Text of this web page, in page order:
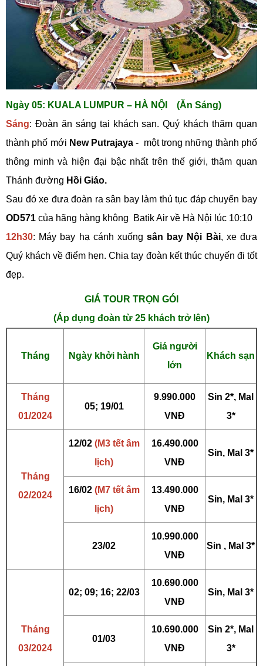
Ngày 05: KUALA LUMPUR – HÀ NỘI (Ăn Sáng)
Sáng: Đoàn ăn sáng tại khách sạn. Quý khách thăm quan
thành phố mới New Putrajaya - một trong những thành phố
thông minh và hiện đại bậc nhất trên thế giới, thăm quan
Thánh đường Hồi Giáo.
Sau đó xe đưa đoàn ra sân bay làm thủ tục đáp chuyến bay
OD571 của hãng hàng không Batik Air về Hà Nội lúc 10:10
12h30: Máy bay hạ cánh xuốngsân bay Nội Bài, xe đưa
Quý khách về điểm hẹn. Chia tay đoàn kết thúc chuyến đi tốt
đẹp.
GIÁ TOUR TRỌN GÓI
(Áp dụng đoàn từ 25 khách trở lên)
Tháng Ngày khởi hành
Giá người
lớn
Khách sạn
Tháng
01/2024
05; 19/01
9.990.000
VNĐ
Sin 2*, Mal
3*
Tháng
02/2024
12/02 (M3 tết âm
lịch)
16.490.000
VNĐ
Sin, Mal 3*
16/02 (M7 tết âm
lịch)
13.490.000
VNĐ
Sin, Mal 3*
23/02
10.990.000
VNĐ
Sin , Mal 3*
Tháng
03/2024
02; 09; 16; 22/03
10.690.000
VNĐ
Sin, Mal 3*
01/03
10.690.000
VNĐ
Sin 2*, Mal
3*